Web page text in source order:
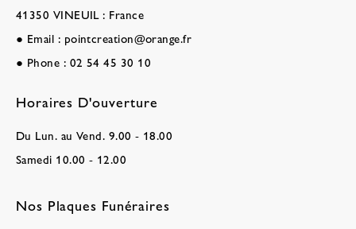
41350 VINEUIL : France
● Email : pointcreation@orange.fr
● Phone : 02 54 45 30 10
Horaires D'ouverture
Du Lun. au Vend. 9.00 - 18.00
Samedi 10.00 - 12.00
Nos Plaques Funéraires